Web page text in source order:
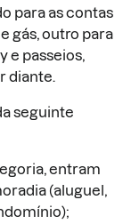
para as contas
gás, outro para
e passeios,
diante.
seguinte
entram
(aluguel,